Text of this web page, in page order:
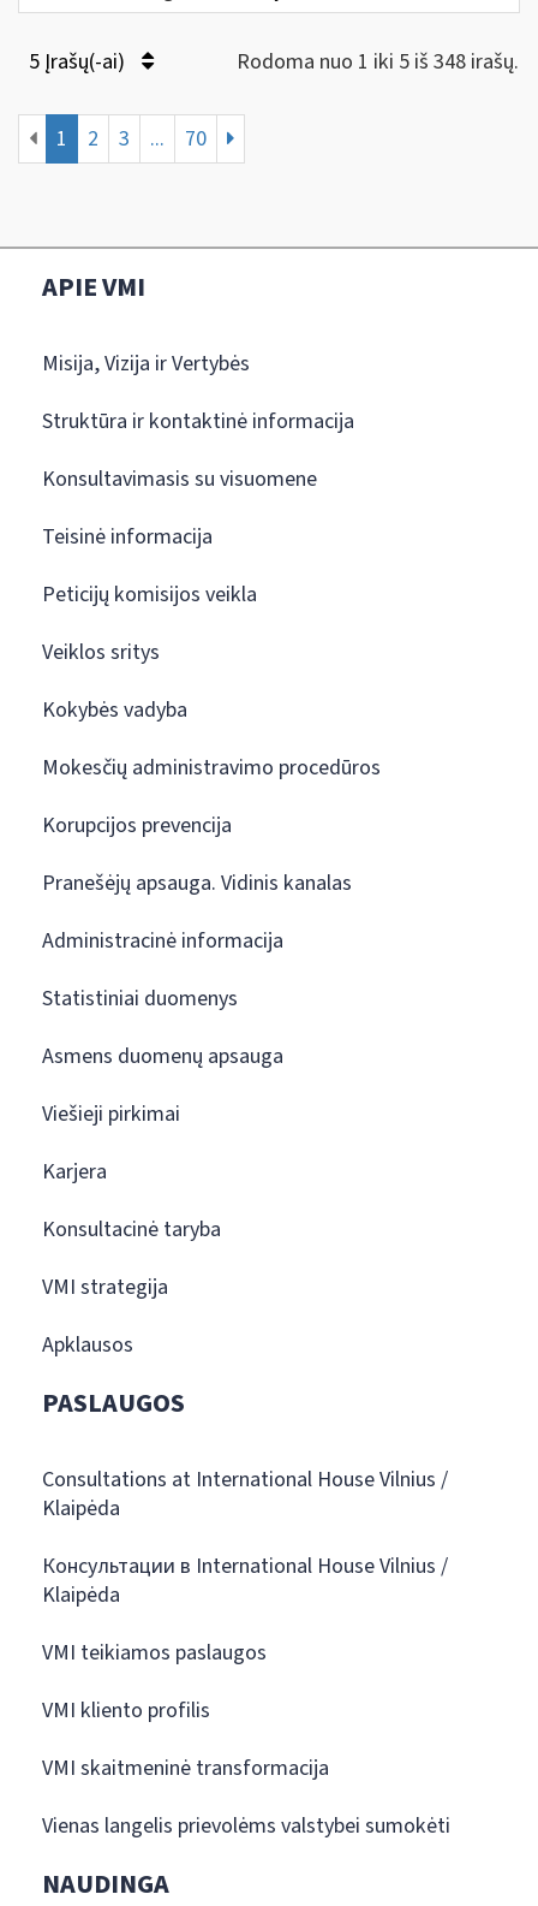
5 Įrašų(-ai) Rodoma nuo 1 iki 5 iš 348 irašų.
1 2 3 ... 70
APIE VMI
Misija, Vizija ir Vertybės
Struktūra ir kontaktinė informacija
Konsultavimasis su visuomene
Teisinė informacija
Peticijų komisijos veikla
Veiklos sritys
Kokybės vadyba
Mokesčių administravimo procedūros
Korupcijos prevencija
Pranešėjų apsauga. Vidinis kanalas
Administracinė informacija
Statistiniai duomenys
Asmens duomenų apsauga
Viešieji pirkimai
Karjera
Konsultacinė taryba
VMI strategija
Apklausos
PASLAUGOS
Consultations at International House Vilnius /
Klaipėda
Консультации в International House Vilnius /
Klaipėda
VMI teikiamos paslaugos
VMI kliento profilis
VMI skaitmeninė transformacija
Vienas langelis prievolėms valstybei sumokėti
NAUDINGA